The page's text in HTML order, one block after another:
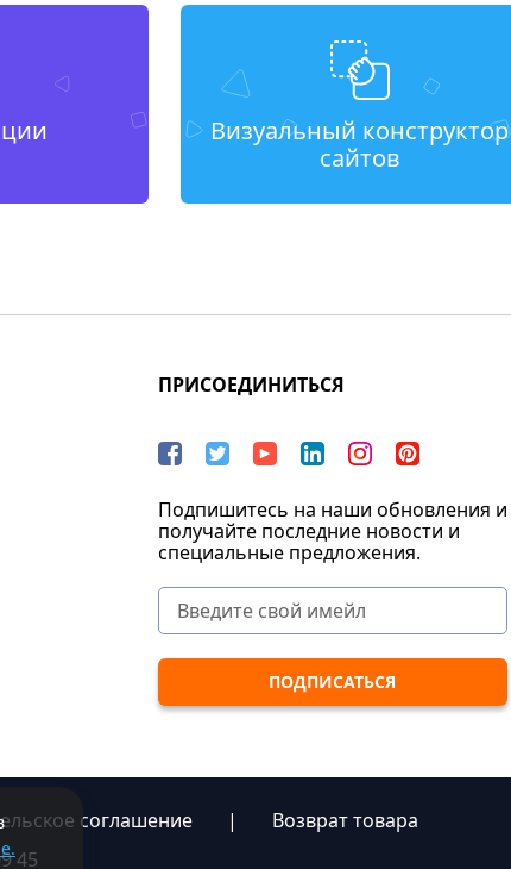
Визуальный конструктор
сайтов
ПРИСОЕДИНИТЬСЯ
Подпишитесь на наши обновления и
получайте последние новости и
специальные предложения.
соглашение |
Возврат товара
45